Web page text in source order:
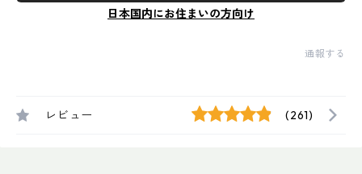
日本国内にお住まいの方向け
通報する
レビュー (261)